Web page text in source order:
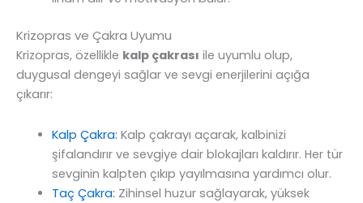
Krizopras ve Çakra Uyumu
Krizopras, özellikle kalp çakrası ile uyumlu olup,
duygusal dengeyi sağlar ve sevgi enerjilerini açığa
çıkarır:
Kalp Çakra: Kalp çakrayı açarak, kalbinizi
şifalandırır ve sevgiye dair blokajları kaldırır. Her tür
sevginin kalpten çıkıp yayılmasına yardımcı olur.
Taç Çakra: Zihinsel huzur sağlayarak, yüksek